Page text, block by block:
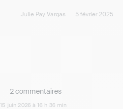
Julie Pay Vargas 5 février 2025
2 commentaires
15 juin 2026 à 16 h 36 min